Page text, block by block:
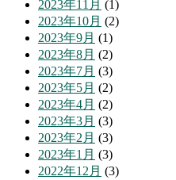
2023年11月 (1)
2023年10月 (2)
2023年9月 (1)
2023年8月 (2)
2023年7月 (3)
2023年5月 (2)
2023年4月 (2)
2023年3月 (3)
2023年2月 (3)
2023年1月 (3)
2022年12月 (3)